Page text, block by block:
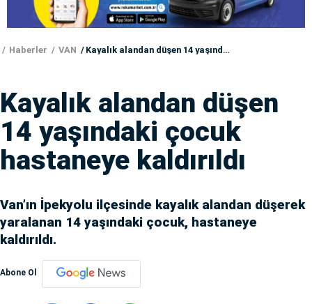
Haberler VAN Kayalık alandan düşen 14 yaşındaki çocuk hastaneye kaldırıldı
Kayalık alandan düşen
14 yaşındaki çocuk
hastaneye kaldırıldı
Van’ın İpekyolu ilçesinde kayalık alandan düşerek
yaralanan 14 yaşındaki çocuk, hastaneye
kaldırıldı.
Abone Ol